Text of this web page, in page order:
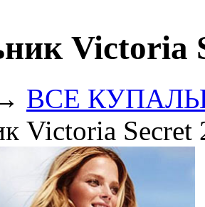
Victoria
ВСЕ
Victoria Secret